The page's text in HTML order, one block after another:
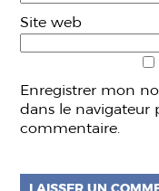
Site web
Enregistrer mon
dans le
commentaire.